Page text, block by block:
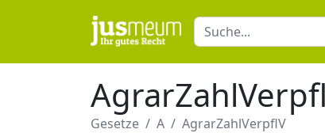
Gesetze A AgrarZahlVerpflV